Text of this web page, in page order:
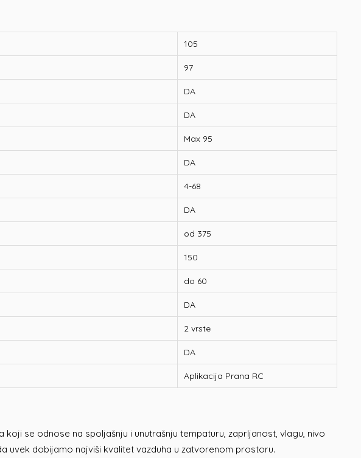
105
97
DA
DA
Max 95
DA
4-68
DA
od 375
150
do 60
DA
2 vrste
DA
Aplikacija Prana RC
se odnose na spoljašnju i unutrašnju tempaturu, zaprljanost, vlagu, nivo
uvek dobijamo najviši kvalitet vazduha u zatvorenom prostoru.